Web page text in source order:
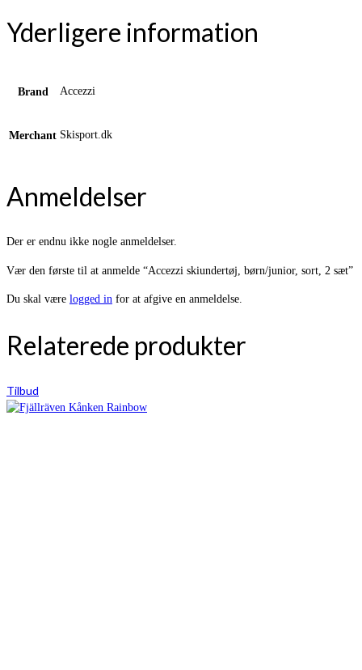
Yderligere information
Brand Accezzi
Merchant Skisport.dk
Anmeldelser
Der er endnu ikke nogle anmeldelser.
Vær den første til at anmelde “Accezzi skiundertøj, børn/junior, sort, 2 sæt”
Du skal være logged in for at afgive en anmeldelse.
Relaterede produkter
Tilbud